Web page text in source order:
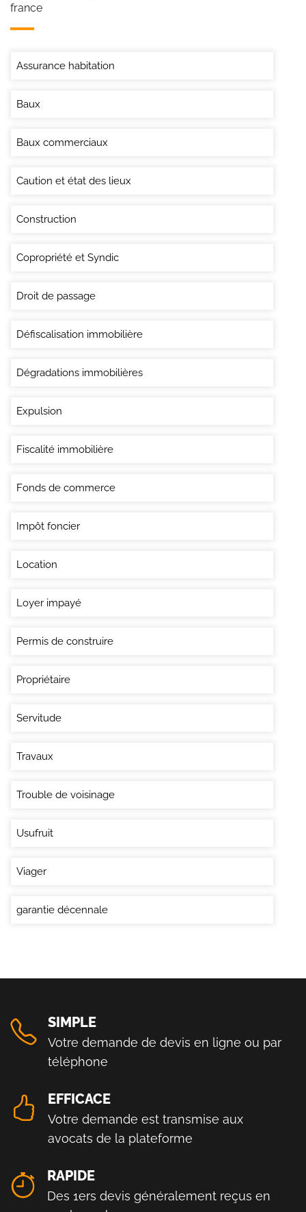
france
Assurance habitation
Baux
Baux commerciaux
Caution et état des lieux
Construction
Copropriété et Syndic
Droit de passage
Défiscalisation immobilière
Dégradations immobilières
Expulsion
Fiscalité immobilière
Fonds de commerce
Impôt foncier
Location
Loyer impayé
Permis de construire
Propriétaire
Servitude
Travaux
Trouble de voisinage
Usufruit
Viager
garantie décennale
SIMPLE
Votre demande de devis en ligne ou par
téléphone
EFFICACE
Votre demande est transmise aux
avocats de la plateforme
RAPIDE
Des 1ers devis généralement reçus en